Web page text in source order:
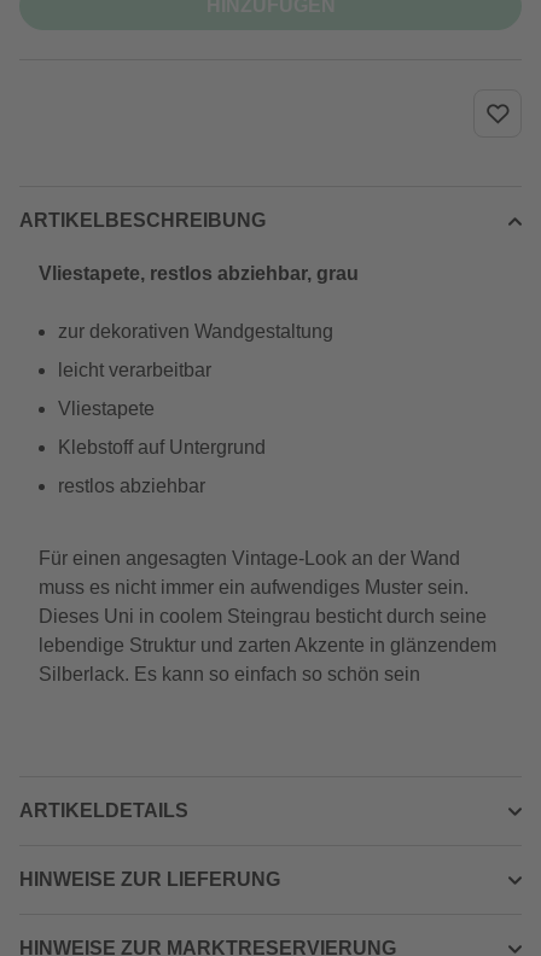
ARTIKELBESCHREIBUNG
Vliestapete, restlos abziehbar, grau
zur dekorativen Wandgestaltung
leicht verarbeitbar
Vliestapete
Klebstoff auf Untergrund
restlos abziehbar
Für einen angesagten Vintage-Look an der Wand
muss es nicht immer ein aufwendiges Muster sein.
Dieses Uni in coolem Steingrau besticht durch seine
lebendige Struktur und zarten Akzente in glänzendem
Silberlack. Es kann so einfach so schön sein
ARTIKELDETAILS
HINWEISE ZUR LIEFERUNG
HINWEISE ZUR MARKTRESERVIERUNG